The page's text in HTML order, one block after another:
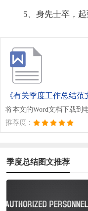
5、身先士卒，
《有关季度工作总结范
将本文的Word文档下载到
推荐度：
季度总结图文推荐